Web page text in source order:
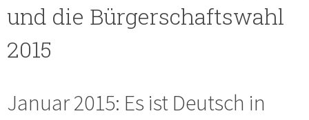
und die Bürgerschaftswahl
2015
Januar 2015: Es ist Deutsch in